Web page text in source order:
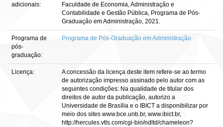
adicionais:
Faculdade de Economia, Administração e
Contabilidade e Gestão Pública, Programa de Pós-
Graduação em Administração, 2021.
Programa de
pós-
graduação:
Programa de Pós-Graduação em Administração
Licença:
A concessão da licença deste item refere-se ao termo
de autorização impresso assinado pelo autor com as
seguintes condições: Na qualidade de titular dos
direitos de autor da publicação, autorizo a
Universidade de Brasília e o IBICT a disponibilizar por
meio dos sites www.bce.unb.br, www.ibict.br,
http://hercules.vtls.com/cgi-bin/ndltd/chameleon?